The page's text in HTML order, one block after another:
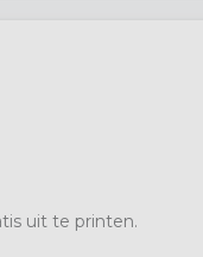
uit te printen.